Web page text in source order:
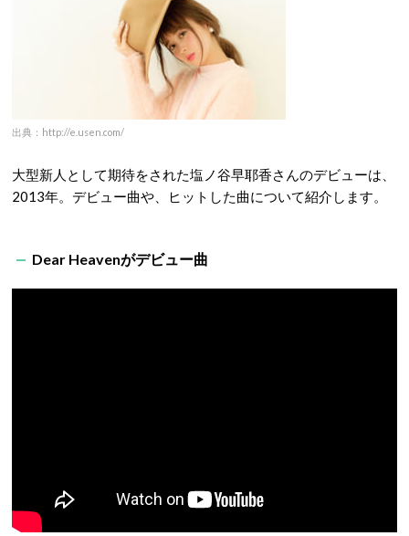
出典：http://e.usen.com/
大型新人として期待をされた塩ノ谷早耶香さんのデビューは、
2013年。デビュー曲や、ヒットした曲について紹介します。
Dear Heavenがデビュー曲